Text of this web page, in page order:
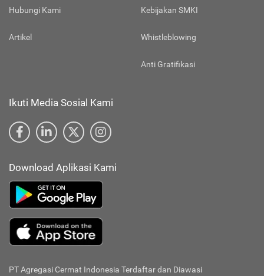
Hubungi Kami
Artikel
Kebijakan SMKI
Whistleblowing
Anti Gratifikasi
Ikuti Media Sosial Kami
Download Aplikasi Kami
PT Agregasi Cermat Indonesia Terdaftar dan Diawasi